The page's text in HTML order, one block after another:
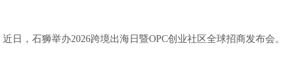
，石狮举办2026跨境出海日暨OPC创业社区全球招商发布会。